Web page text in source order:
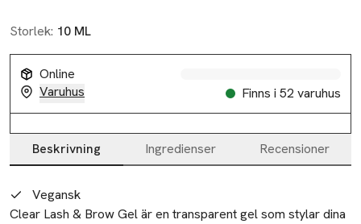
Storlek: 10 ML
Online
Varuhus
Finns i 52 varuhus
Beskrivning Ingredienser Recensioner
Beskrivning
Vegansk
Clear Lash & Brow Gel är en transparent gel som stylar dina